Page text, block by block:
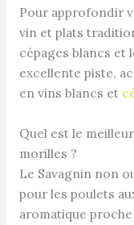
Pour approfondir
vin et plats
cépages blancs et
excellente piste,
en vins blancs et
Quel est le
morilles ?
Le Savagnin non
pour les poulets
aromatique